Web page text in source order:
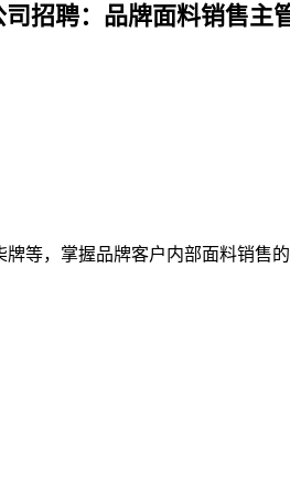
招聘：品牌面料销售主
等，掌握品牌客户内部面料销售的